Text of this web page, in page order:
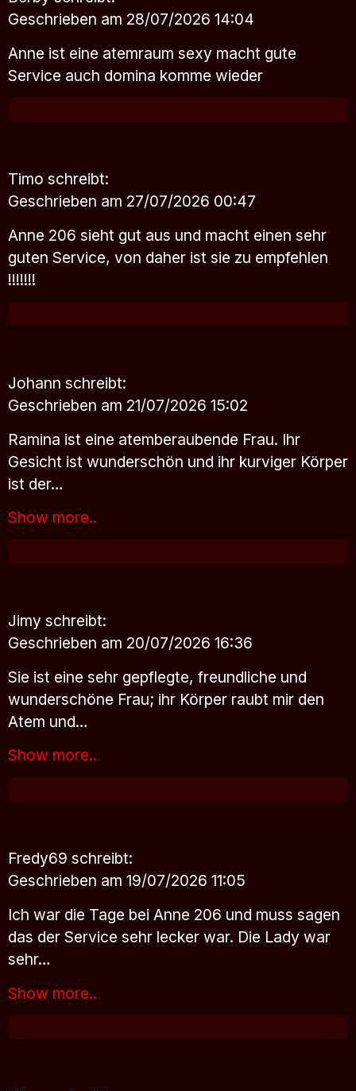
Geschrieben am 28/07/2026 14:04
Anne ist eine atemraum sexy macht gute
Service auch domina komme wieder
Timo schreibt:
Geschrieben am 27/07/2026 00:47
Anne 206 sieht gut aus und macht einen sehr
guten Service, von daher ist sie zu empfehlen
!!!!!!!
Johann schreibt:
Geschrieben am 21/07/2026 15:02
Ramina ist eine atemberaubende Frau. Ihr
Gesicht ist wunderschön und ihr kurviger Körper
ist der…
Show more..
Jimy schreibt:
Geschrieben am 20/07/2026 16:36
Sie ist eine sehr gepflegte, freundliche und
wunderschöne Frau; ihr Körper raubt mir den
Atem und…
Show more..
Fredy69 schreibt:
Geschrieben am 19/07/2026 11:05
Ich war die Tage bei Anne 206 und muss sagen
das der Service sehr lecker war. Die Lady war
sehr…
Show more..